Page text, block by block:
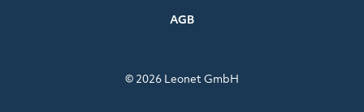
AGB
© 2026 Leonet GmbH